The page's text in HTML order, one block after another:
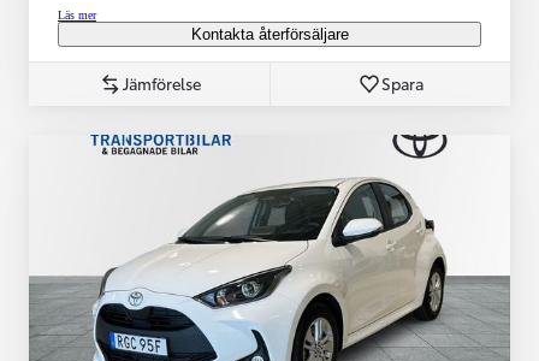
Läs mer
Kontakta återförsäljare
Jämförelse Spara